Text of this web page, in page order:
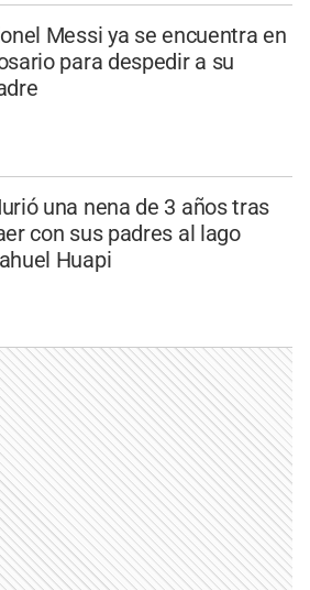
Messi ya se encuentra en
para despedir a su
una nena de 3 años tras
con sus padres al lago
Huapi